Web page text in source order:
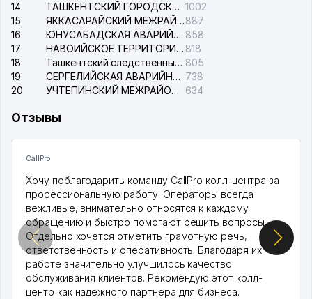
14
ТАШКЕНТСКИЙ ГОРОДСКОЙ СУД ПО ГРАЖДАНСКИМ ДЕЛАМ 1002
15
ЯККАСАРАЙСКИЙ МЕЖРАЙОННЫЙ СУД ПО ГРАЖДАНСКИМ ДЕЛАМ887
16
ЮНУСАБАДСКАЯ АВАРИЙНАЯ СЛУЖБА ЭЛЕКТРОСЕТИ 858
17
НАВОИЙСКОЕ ТЕРРИТОРИАЛЬНОЕ ПРЕДПРИЯТИЕ ЭЛЕКТРОСЕТИ АО 818
18
Ташкентский следственный изолятор 805
19
СЕРГЕЛИЙСКАЯ АВАРИЙНАЯ СЛУЖБА ЭЛЕКТРОСЕТИ 738
20
УЧТЕПИНСКИЙ МЕЖРАЙОННЫЙ СУД ПО ГРАЖДАНСКИМ ДЕЛАМ 634
Отзывы
CallPro
Хочу поблагодарить команду CallPro колл-центра за
профессиональную работу. Операторы всегда
вежливые, внимательно относятся к каждому
обращению и быстро помогают решить вопросы.
Отдельно хочется отметить грамотную речь,
ответственность и оперативность. Благодаря их
работе значительно улучшилось качество
обслуживания клиентов. Рекомендую этот колл-
центр как надежного партнера для бизнеса.